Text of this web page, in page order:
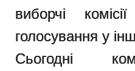
виборчі
голосування у
Сьогодні